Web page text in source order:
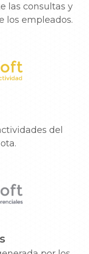
las consultas y
los empleados.
del